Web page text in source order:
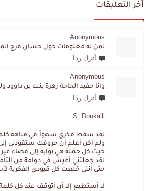
آخر التعليقات
Anonymous
أترك ردا
Anonymous
أترك ردا
S. Doukalli
لقد سقط فكري سهواً في متاهة
ولم أكن أعلم أن حروفك ستقودني إلى
حيث كل جملة هي بوابة إلى فضاء
لقد جعلتني أعيش في دوامة من
حتى أنني خلعت كل قيودي الفكرية
لا أستطيع إلا أن أتوقف عند كل